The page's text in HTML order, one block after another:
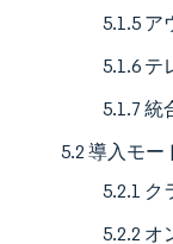
5.1.5 ア
5.1.6
5.1.7 統
5.2 導入モー
5.2.1 ク
5.2.2 オ